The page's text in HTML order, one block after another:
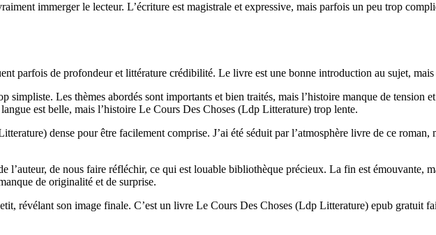
immerger le lecteur. L’écriture est magistrale et expressive, mais parfois un peu trop
parfois de profondeur et littérature crédibilité. Le livre est une bonne introduction au sujet,
simpliste. Les thèmes abordés sont importants et bien traités, mais l’histoire manque de tension
est belle, mais l’histoire Le Cours Des Choses (Ldp Litterature) trop lente.
dense pour être facilement comprise. J’ai été séduit par l’atmosphère livre de ce roman,
l’auteur, de nous faire réfléchir, ce qui est louable bibliothèque précieux. La fin est émouvante,
de originalité et de surprise.
révélant son image finale. C’est un livre Le Cours Des Choses (Ldp Litterature) epub gratuit